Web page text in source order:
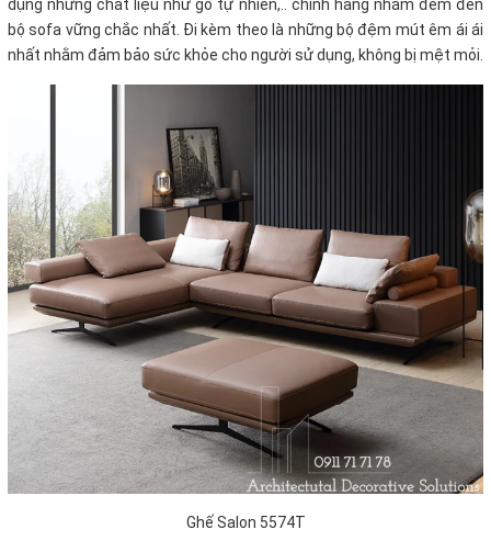
dụng những chất liệu như gỗ tự nhiên,.. chính hãng nhằm đem đến
bộ sofa vững chắc nhất. Đi kèm theo là những bộ đệm mút êm ái ái
nhất nhằm đảm bảo sức khỏe cho người sử dụng, không bị mệt mỏi.
Ghế Salon 5574T